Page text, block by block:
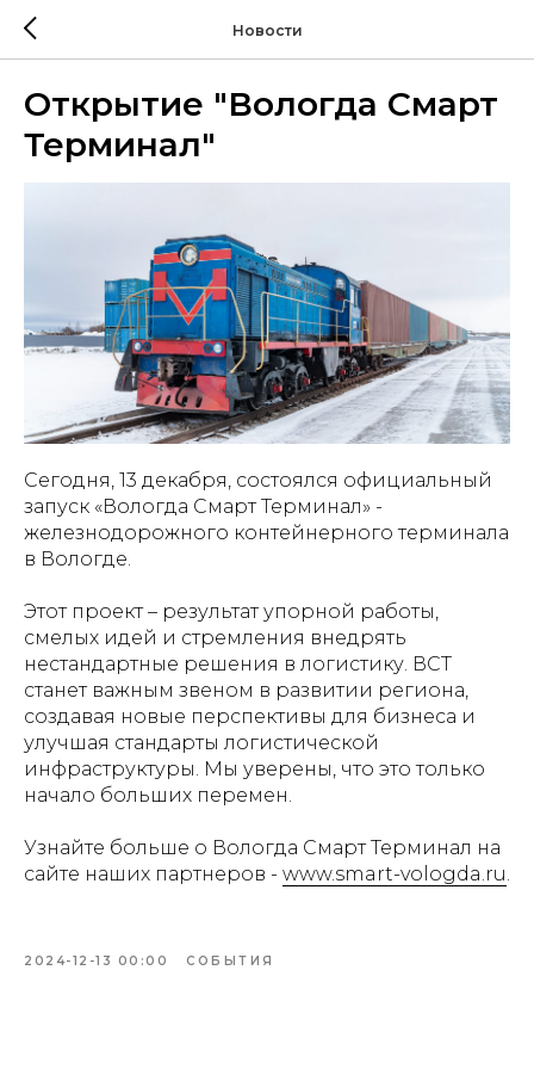
Новости
Открытие "Вологда Смарт
Терминал"
Сегодня, 13 декабря, состоялся официальный
запуск «Вологда Смарт Терминал» -
железнодорожного контейнерного терминала
в Вологде.
Этот проект – результат упорной работы,
смелых идей и стремления внедрять
нестандартные решения в логистику. ВСТ
станет важным звеном в развитии региона,
создавая новые перспективы для бизнеса и
улучшая стандарты логистической
инфраструктуры. Мы уверены, что это только
начало больших перемен.
Узнайте больше о Вологда Смарт Терминал на
сайте наших партнеров - www.smart-vologda.ru.
2024-12-13 00:00 СОБЫТИЯ